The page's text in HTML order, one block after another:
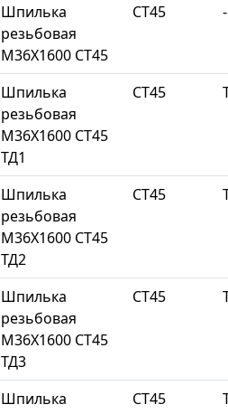
Шпилька
резьбовая
М36Х1600 СТ45
СТ45 -
Шпилька
резьбовая
М36Х1600 СТ45
ТД1
СТ45
Шпилька
резьбовая
М36Х1600 СТ45
ТД2
СТ45
Шпилька
резьбовая
М36Х1600 СТ45
ТД3
СТ45
Шпилька
СТ45